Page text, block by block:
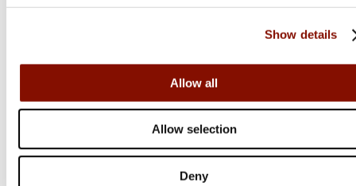
Show details
Allow all
Allow selection
Deny